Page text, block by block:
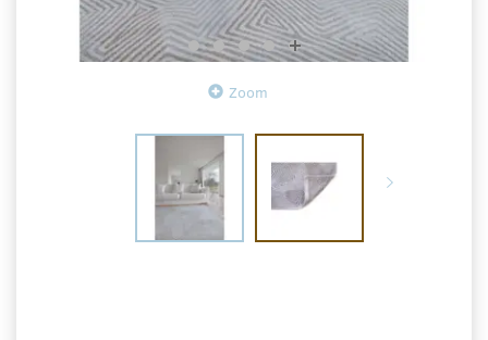
Zoom